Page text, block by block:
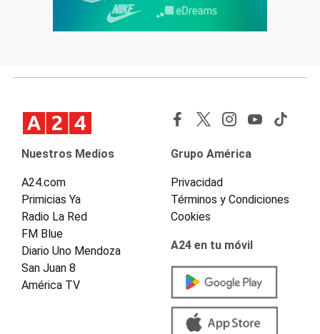
Nuestros Medios
A24.com
Primicias Ya
Radio La Red
FM Blue
Diario Uno Mendoza
San Juan 8
América TV
Grupo América
Privacidad
Términos y Condiciones
Cookies
A24 en tu móvil